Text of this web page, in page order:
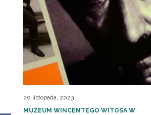
20 listopada, 2023
MUZEUM WINCENTEGO WITOSA W